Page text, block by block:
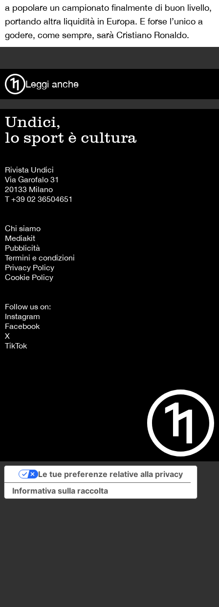
a popolare un campionato finalmente di buon livello,
portando altra liquidità in Europa. E forse l’unico a
godere, come sempre, sarà Cristiano Ronaldo.
Leggi anche
Undici,
lo sport è cultura
Rivista Undici
Via Garofalo 31
20133 Milano
T +39 02 36504651
Chi siamo
Mediakit
Pubblicità
Termini e condizioni
Privacy Policy
Cookie Policy
Follow us on:
Instagram
Facebook
X
TikTok
Informativa sulla raccolta
Le tue preferenze relative alla privacy